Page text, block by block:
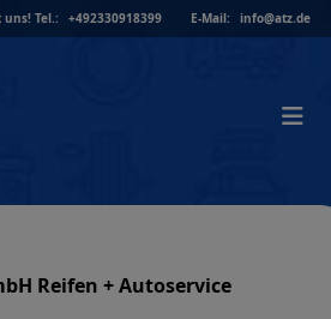
uns! Tel.: +492330918399 E-Mail: info@atz.de
Reifen + Autoservice